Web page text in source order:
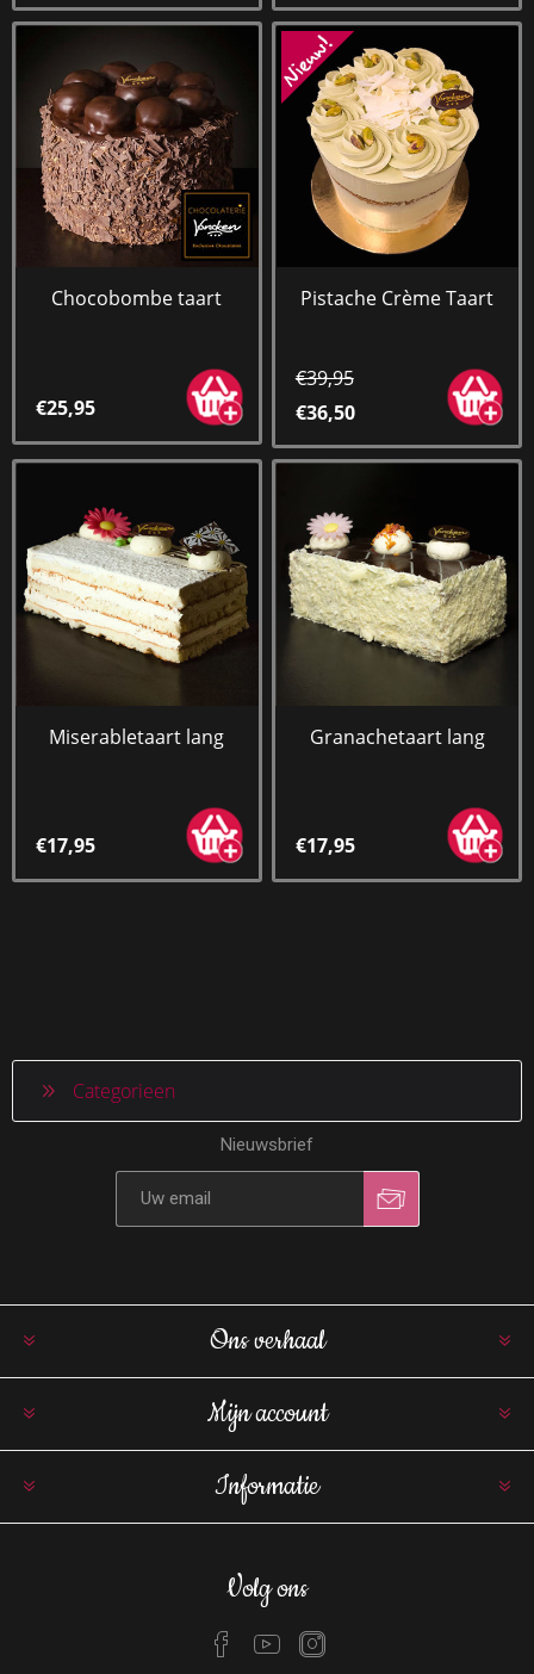
Chocobombe taart
€25,95
Pistache Crème Taart
€39,95
€36,50
Miserabletaart lang
€17,95
Granachetaart lang
€17,95
Categorieen
Nieuwsbrief
Ons verhaal
Mijn account
Informatie
Volg ons